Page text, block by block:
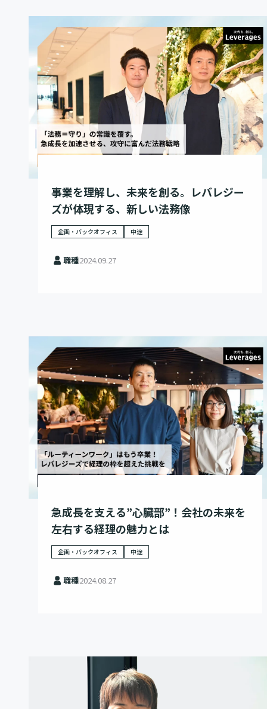
事業を理解し、未来を創る。レバレジー
ズが体現する、新しい法務像
企画・バックオフィス 中途
職種2024.09.27
急成長を支える”心臓部”！会社の未来を
左右する経理の魅力とは
企画・バックオフィス 中途
職種2024.08.27